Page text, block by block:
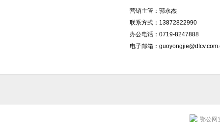
营销主管：郭永杰
联系方式：13872822990
办公电话：0719-8247888
电子邮箱：
鄂公网